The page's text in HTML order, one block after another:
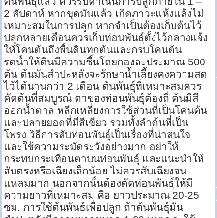
2 สัปดาห์ หากขุดมันแล้ว เกิดภาวะแห้งแล้งไม่
เหมาะสมในการปลูก หากจำเป็นต้องเก็บต้นไว้
ปลูกหลายเดือนควรเก็บท่อนพันธุ์ตั้งไว้กลางแจ้ง
ให้โคนต้นถึงพื้นดินทุกต้นและกรบโคนต้น
รดน้ำให้ดินมีความชื้นโดยกองละประมาณ 500
ต้น ต้นมันสำปะหลังจะรักษาน้ำเลี้ยงคงความสด
ไว้ได้นานกว่า 2 เดือน ต้นพันธุ์ที่เหมาะสมควร
คัดต้นที่สมบูรณ์ ตาของท่อนพันธุ์ต้องถี่ ต้นมีสี
ออกน้ำตาล หลีกเหลี่ยงการใช้ส่วนที่เป็นโคนต้น
และปลายยอดที่มีสีเขียว รวมทั้งลำต้นที่เป็น
โพรง วิธีการสับท่อนพันธุ์เป็นเรื่องที่น่าสนใจ
และใช้ความระมัดระวังอย่างมาก อย่าให้
กระทบกระเทือนตาบนท่อนพันธุ์ และแนะนำให้
สับตรงหรือเฉียงเล็กน้อย ไม่ควรสับเฉียงจน
แหลมมาก นอกจากนั้นต้องตัดท่อนพันธุ์ให้มี
ความยาวที่เหมาะสม คือ ยาวประมาณ 20-25
ซม. การใช้ต้นพันธ์เพื่อปลูก ถ้าต้นพันธุ์มัน